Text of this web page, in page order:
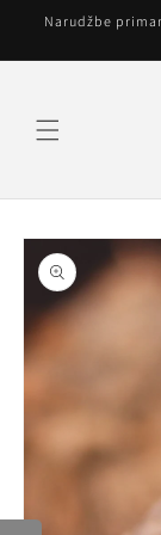
na
Narudžbe
informacija
proizvodu